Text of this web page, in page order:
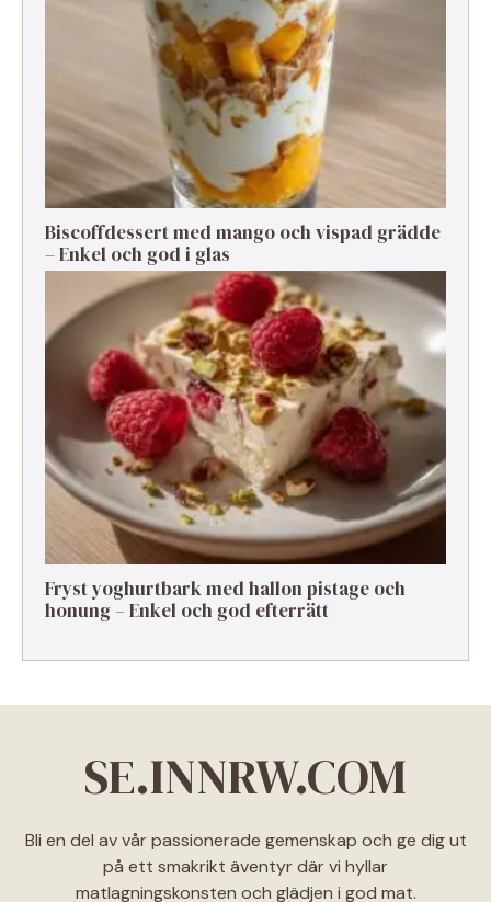
Biscoffdessert med mango och vispad grädde
– Enkel och god i glas
Fryst yoghurtbark med hallon pistage och
honung – Enkel och god efterrätt
SE.INNRW.COM
Bli en del av vår passionerade gemenskap och ge dig ut
på ett smakrikt äventyr där vi hyllar
matlagningskonsten och glädjen i god mat.